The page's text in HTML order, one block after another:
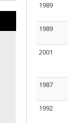
1989
1989
2001
1987
1992